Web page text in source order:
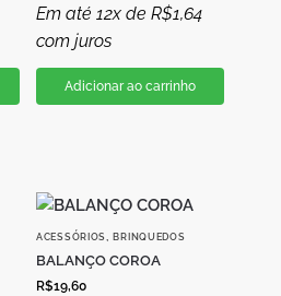
Em até 12x de R$1,64
com juros
Adicionar ao carrinho
ACESSÓRIOS ,BRINQUEDOS
BALANÇO COROA
R$19,60